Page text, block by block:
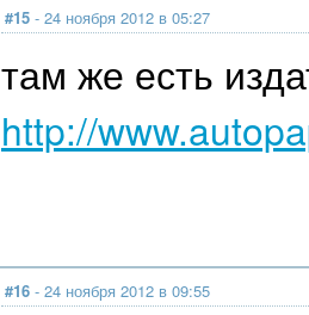
#15 - 24 ноября 2012 в 05:27
там же есть
http://
#16 - 24 ноября 2012 в 09:55